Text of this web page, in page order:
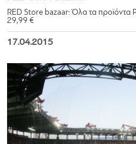
RED Store bazaar: Όλα τα προϊόντα
29,99 €
17.04.2015